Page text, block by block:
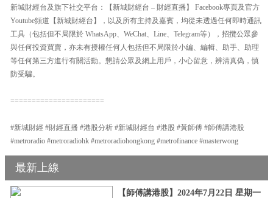
新城財經台及旗下社交平台：【新城財經台 – 財經直播】 Facebook專頁及官方
Youtube頻道【新城財經台】，以及所有主持及嘉賓，均從未透過任何即時通訊
工具（包括但不局限於 WhatsApp、WeChat、Line、Telegram等），招攬公眾參
與任何投資買賣，亦未有授權任何人包括但不局限於小編、編輯、助手、助理
等任何第三方進行有關活動。懇請公眾及網上用戶，小心留意，辨清真偽，慎
防受騙。
======================
#新城財經 #財經直播 #港股分析 #新城財經台 #港股 #黃師傅 #師傅講港股
#metroradio #metroradiohk #metroradiohongkong #metrofinance #masterwong
最新上線
【師傅講港股】2024年7月22日 星期一